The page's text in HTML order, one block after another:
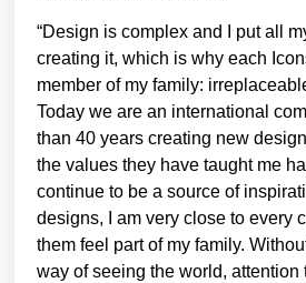
“Design is complex and I put all
creating it, which is why each
member of my family:
Today we are an international
than 40 years creating new
the values they have taught me
continue to be a source of
designs, I am very close to every
them feel part of my family.
way of seeing the world,